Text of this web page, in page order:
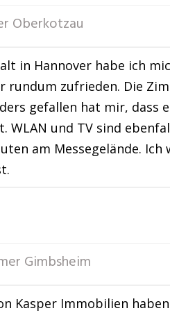
Oberkotzau
in Hannover habe ich
rundum zufrieden. Die
gefallen hat mir, dass
WLAN und TV sind
am Messegelände.
Gimbsheim
Kasper Immobilien